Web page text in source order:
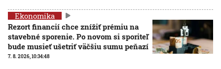
Ekonomika
Rezort financií chce znížiť prémiu na
stavebné sporenie. Po novom si sporiteľ
bude musieť ušetriť väčšiu sumu peňazí
7. 8. 2026, 10:34:48